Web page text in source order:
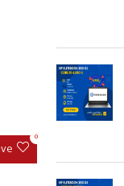
0